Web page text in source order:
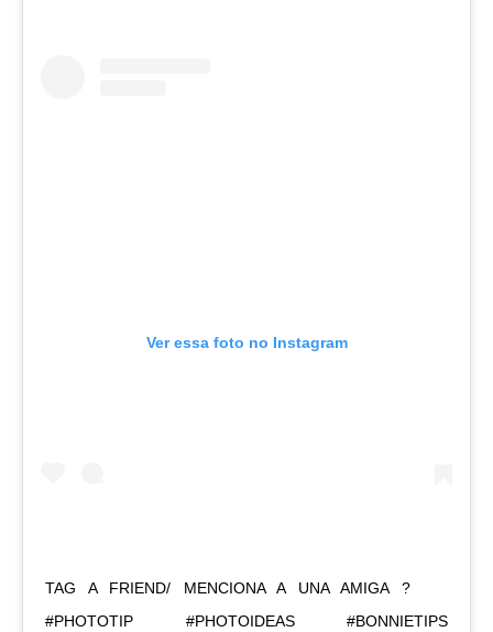
Ver essa foto no Instagram
TAG A FRIEND/ MENCIONA A UNA AMIGA ?⁣ ⁣ ⁣ ⁣
#PHOTOTIP #PHOTOIDEAS #BONNIETIPS